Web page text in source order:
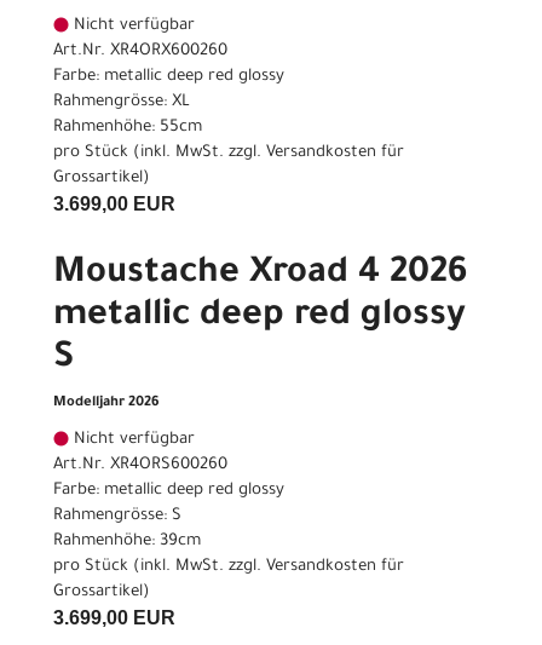
Nicht verfügbar
Art.Nr. XR4ORX600260
Farbe: metallic deep red glossy
Rahmengrösse: XL
Rahmenhöhe: 55cm
pro Stück (inkl. MwSt. zzgl. Versandkosten für
Grossartikel)
3.699,00 EUR
Moustache Xroad 4 2026
metallic deep red glossy
S
Modelljahr 2026
Nicht verfügbar
Art.Nr. XR4ORS600260
Farbe: metallic deep red glossy
Rahmengrösse: S
Rahmenhöhe: 39cm
pro Stück (inkl. MwSt. zzgl. Versandkosten für
Grossartikel)
3.699,00 EUR